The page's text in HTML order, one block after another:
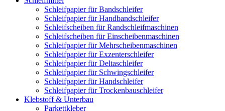
Schleifpapier für Bandschleifer
Schleifpapier für Handbandschleifer
Schleifscheiben für Randschleifmaschinen
Schleifscheiben für Einscheibenmaschinen
Schleifpapier für Mehrscheibenmaschinen
Schleifpapier für Exzenterschleifer
Schleifpapier für Deltaschleifer
Schleifpapier für Schwingschleifer
Schleifpapier für Handschleifer
Schleifpapier für Trockenbauschleifer
Klebstoff & Unterbau
Parkettkleber